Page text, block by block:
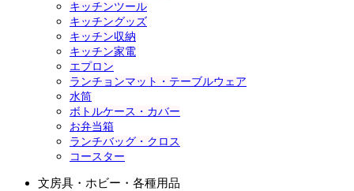
キッチンツール
キッチングッズ
キッチン収納
キッチン家電
エプロン
ランチョンマット・テーブルウェア
水筒
ボトルケース・カバー
お弁当箱
ランチバッグ・クロス
コースター
文房具・ホビー・各種用品